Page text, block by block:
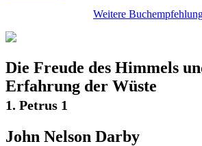
Weitere
Die Freude des Himmels
Erfahrung der Wüste
1. Petrus 1
John Nelson Darby